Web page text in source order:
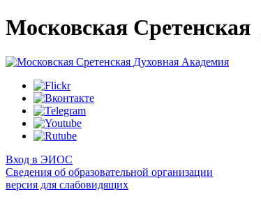
Московская Сретенская
Вход в ЭИОС
Сведения об образовательной организации
версия для слабовидящих